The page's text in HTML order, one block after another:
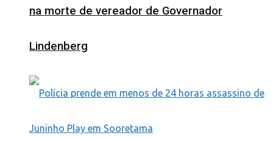
na morte de vereador de Governador
Lindenberg